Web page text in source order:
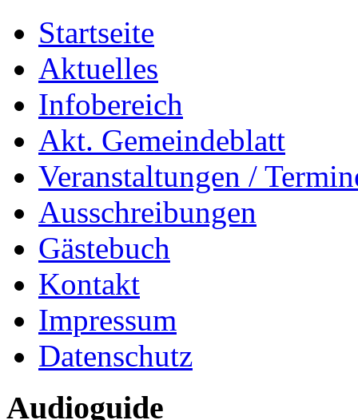
Startseite
Aktuelles
Infobereich
Akt. Gemeindeblatt
Veranstaltungen /
Ausschreibungen
Gästebuch
Kontakt
Impressum
Datenschutz
Audioguide